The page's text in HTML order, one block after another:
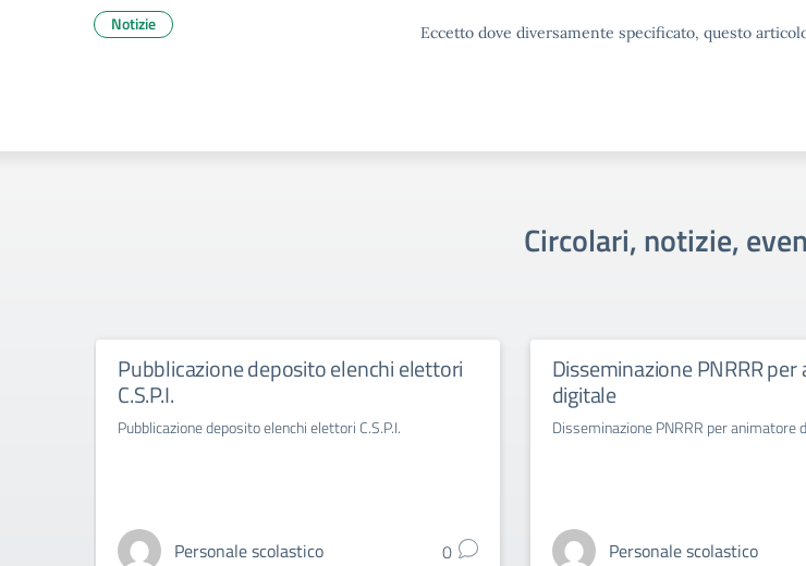
Eccetto dove diversamente specificato, questo
Notizie
Circolari, notizie,
Pubblicazione deposito elenchi elettori
C.S.P.I.
Pubblicazione deposito elenchi elettori C.S.P.I.
Personale scolastico 0
Disseminazione PNRRR
digitale
Disseminazione PNRRR per animatore
Personale scolastico